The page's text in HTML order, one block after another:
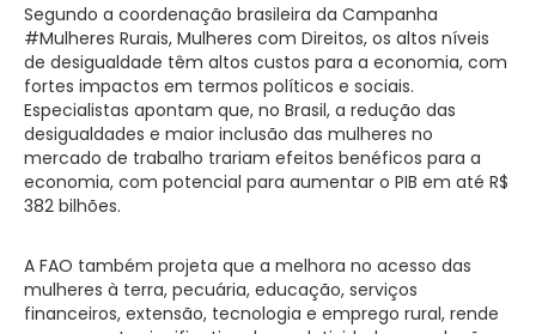
Segundo a coordenação brasileira da Campanha
#Mulheres Rurais, Mulheres com Direitos, os altos níveis
de desigualdade têm altos custos para a economia, com
fortes impactos em termos políticos e sociais.
Especialistas apontam que, no Brasil, a redução das
desigualdades e maior inclusão das mulheres no
mercado de trabalho trariam efeitos benéficos para a
economia, com potencial para aumentar o PIB em até R$
382 bilhões.
A FAO também projeta que a melhora no acesso das
mulheres à terra, pecuária, educação, serviços
financeiros, extensão, tecnologia e emprego rural, rende